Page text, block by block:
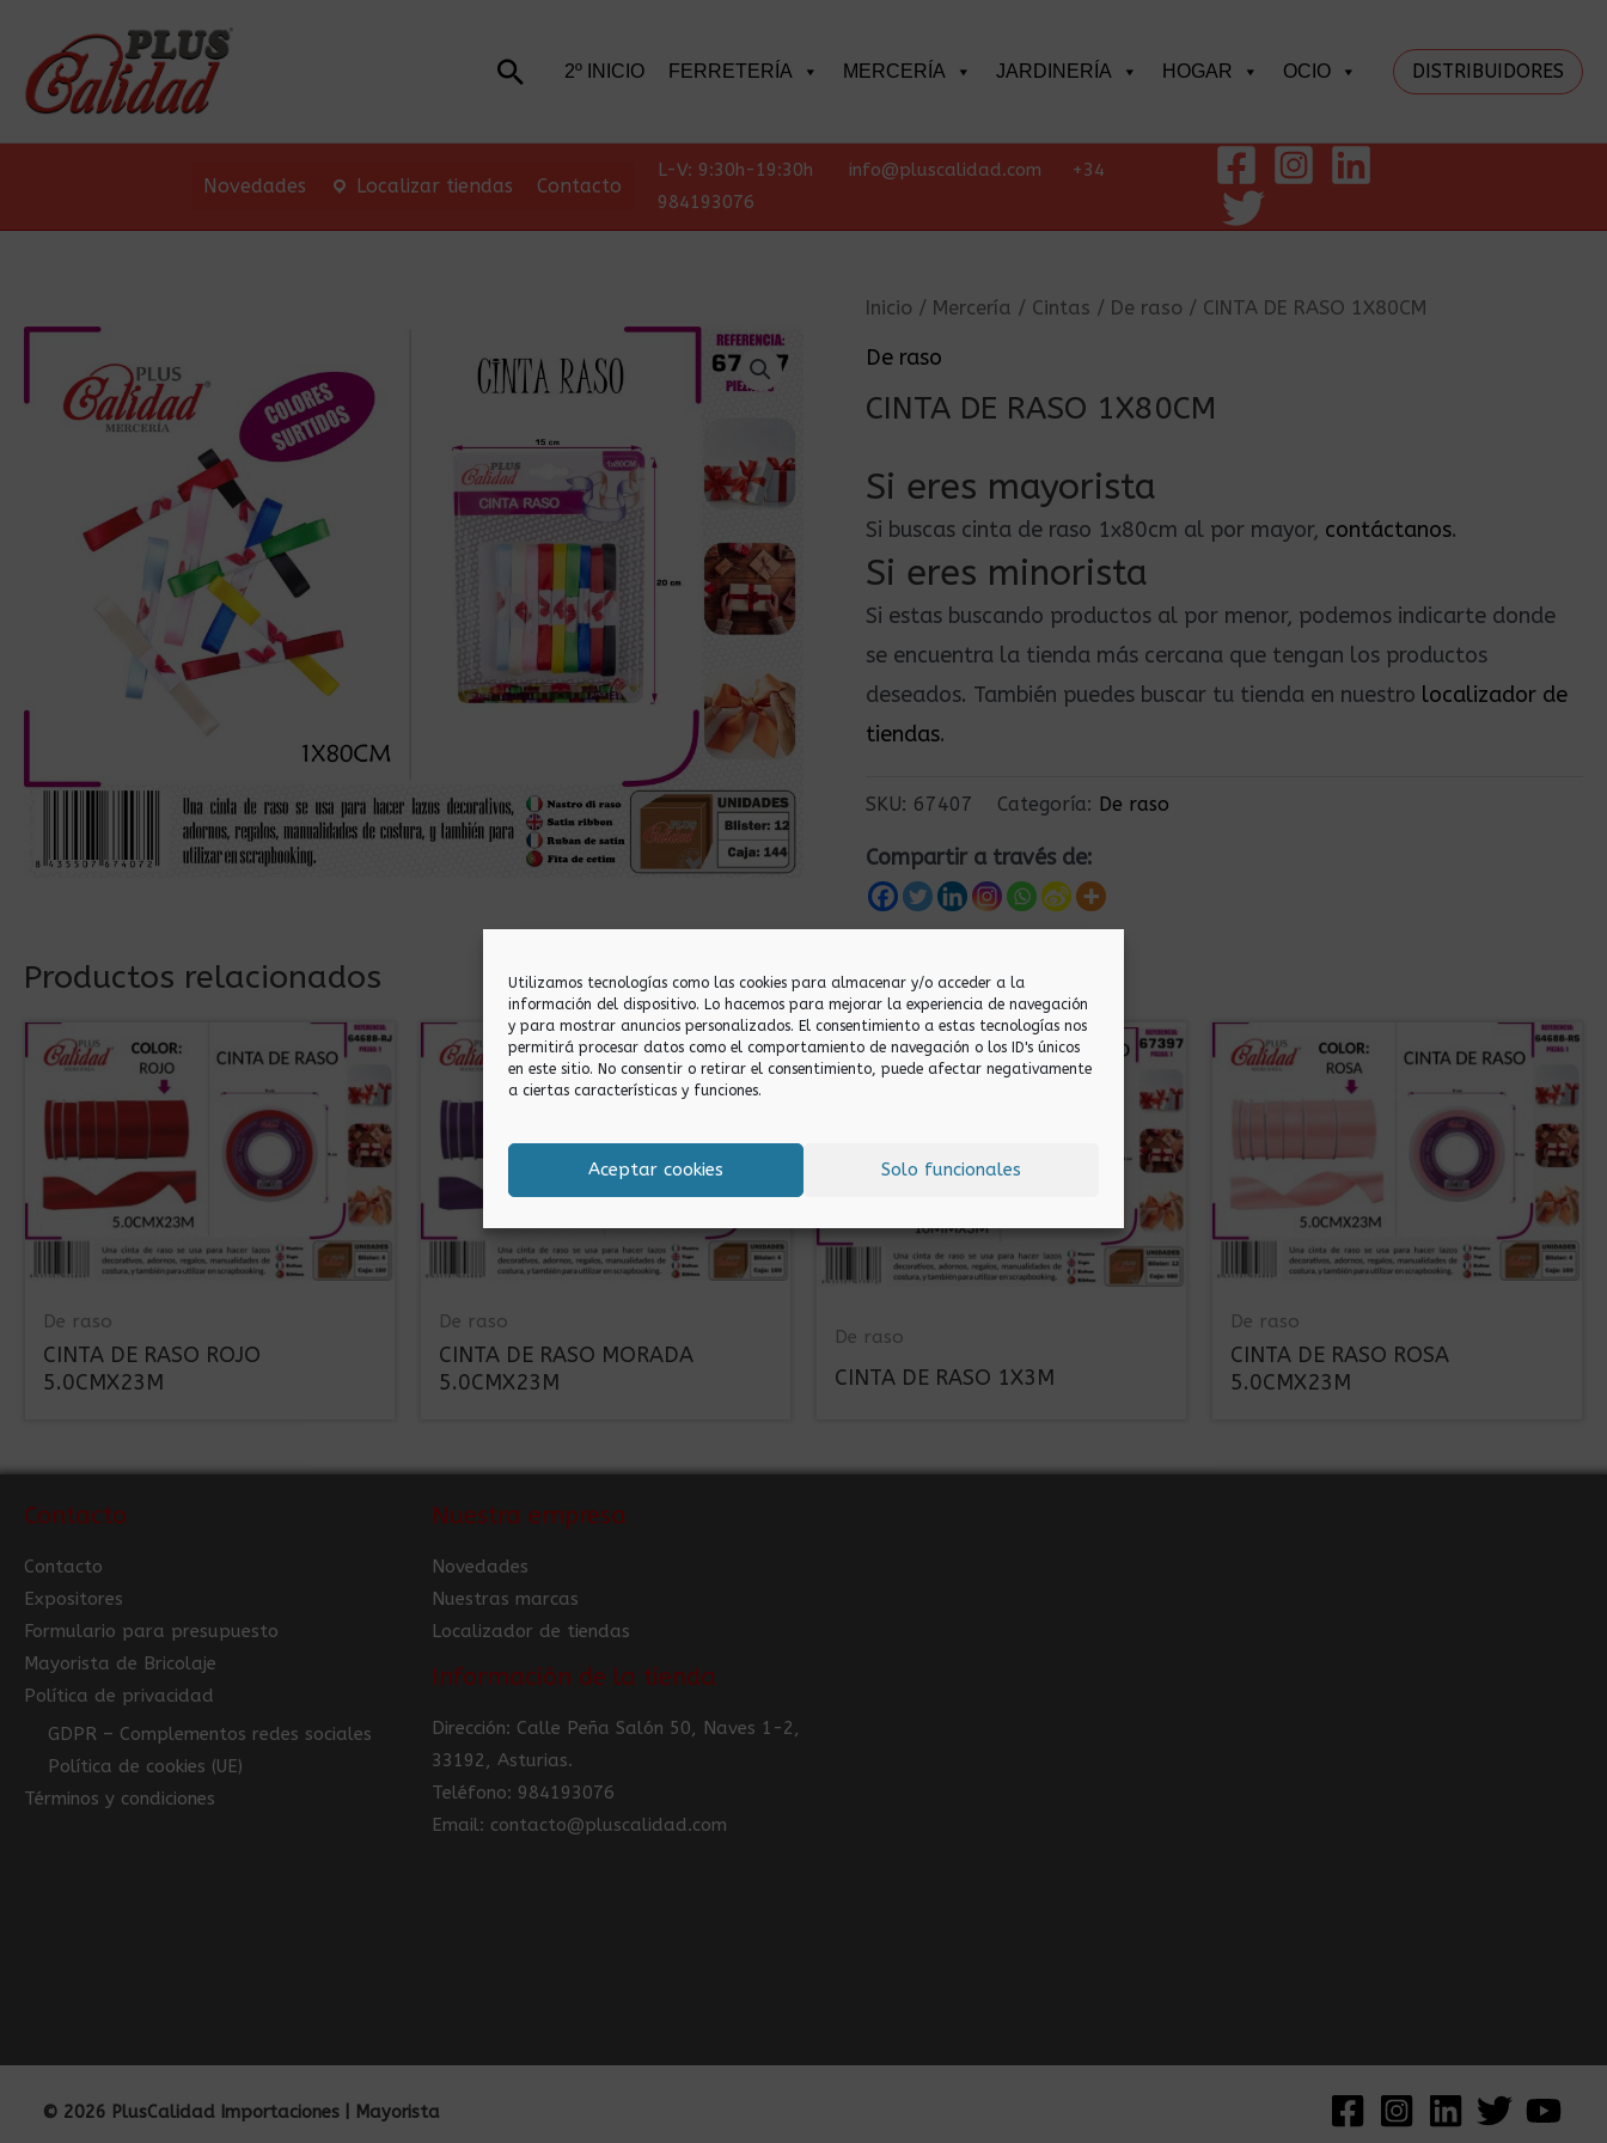
Utilizamos tecnologías como las cookies para almacenar y/o acceder a la
información del dispositivo. Lo hacemos para mejorar la experiencia de navegación
y para mostrar anuncios personalizados. El consentimiento a estas tecnologías nos
permitirá procesar datos como el comportamiento de navegación o los ID's únicos
en este sitio. No consentir o retirar el consentimiento, puede afectar negativamente
a ciertas características y funciones.
Aceptar cookies Solo funcionales
Buscar2º INICIO FERRETERÍA MERCERÍA JARDINERÍA HOGAR OCIO DISTRIBUIDORES
Novedades Localizar tiendas Contacto
L-V: 9:30h-19:30h info@pluscalidad.com
+34
984193076
Inicio / Mercería / Cintas / De raso / CINTA DE RASO 1X80CM
De raso
CINTA DE RASO 1X80CM
Si eres mayorista
Si buscas cinta de raso 1x80cm al por mayor, contáctanos.
Si eres minorista
Si estas buscando productos al por menor, podemos indicarte donde
se encuentra la tienda más cercana que tengan los productos
deseados. También puedes buscar tu tienda en nuestro localizador de
tiendas.
SKU: 67407 Categoría: De raso
Compartir a través de:
Productos relacionados
De raso
CINTA DE RASO ROJO
5.0CMX23M
De raso
CINTA DE RASO MORADA
5.0CMX23M
De raso
CINTA DE RASO 1X3M
De raso
CINTA DE RASO ROSA
5.0CMX23M
Contacto
Contacto
Expositores
Formulario para presupuesto
Mayorista de Bricolaje
Política de privacidad
GDPR – Complementos redes sociales
Política de cookies (UE)
Términos y condiciones
Nuestra empresa
Novedades
Nuestras marcas
Localizador de tiendas
Información de la tienda
Dirección: Calle Peña Salón 50, Naves 1-2,
33192, Asturias.
Teléfono: 984193076
Email: contacto@pluscalidad.com
© 2026 PlusCalidad Importaciones | Mayorista